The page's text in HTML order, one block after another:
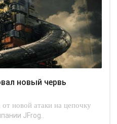
новой атаки на цепочку
JFrog..